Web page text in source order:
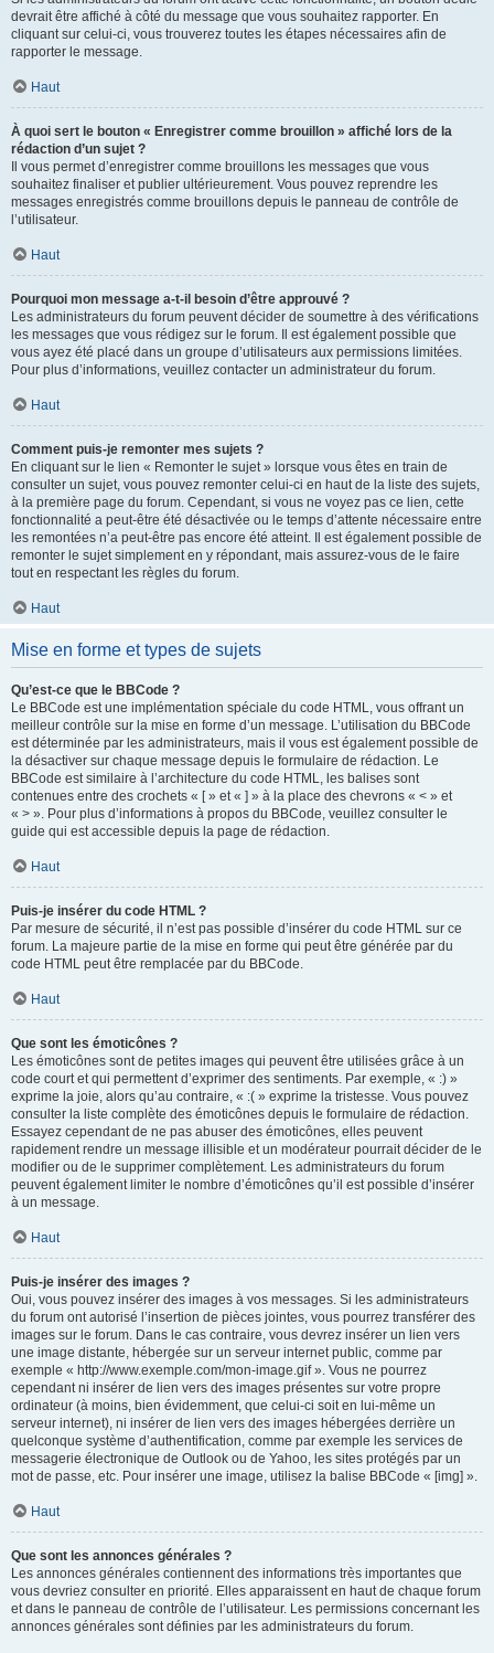
devrait être affiché à côté du message que vous souhaitez rapporter. En
cliquant sur celui-ci, vous trouverez toutes les étapes nécessaires afin de
rapporter le message.
Haut
À quoi sert le bouton « Enregistrer comme brouillon » affiché lors de la
rédaction d’un sujet ?
Il vous permet d’enregistrer comme brouillons les messages que vous
souhaitez finaliser et publier ultérieurement. Vous pouvez reprendre les
messages enregistrés comme brouillons depuis le panneau de contrôle de
l’utilisateur.
Haut
Pourquoi mon message a-t-il besoin d’être approuvé ?
Les administrateurs du forum peuvent décider de soumettre à des vérifications
les messages que vous rédigez sur le forum. Il est également possible que
vous ayez été placé dans un groupe d’utilisateurs aux permissions limitées.
Pour plus d’informations, veuillez contacter un administrateur du forum.
Haut
Comment puis-je remonter mes sujets ?
En cliquant sur le lien « Remonter le sujet » lorsque vous êtes en train de
consulter un sujet, vous pouvez remonter celui-ci en haut de la liste des sujets,
à la première page du forum. Cependant, si vous ne voyez pas ce lien, cette
fonctionnalité a peut-être été désactivée ou le temps d’attente nécessaire entre
les remontées n’a peut-être pas encore été atteint. Il est également possible de
remonter le sujet simplement en y répondant, mais assurez-vous de le faire
tout en respectant les règles du forum.
Haut
Mise en forme et types de sujets
Qu’est-ce que le BBCode ?
Le BBCode est une implémentation spéciale du code HTML, vous offrant un
meilleur contrôle sur la mise en forme d’un message. L’utilisation du BBCode
est déterminée par les administrateurs, mais il vous est également possible de
la désactiver sur chaque message depuis le formulaire de rédaction. Le
BBCode est similaire à l’architecture du code HTML, les balises sont
contenues entre des crochets « [ » et « ] » à la place des chevrons « < » et
« > ». Pour plus d’informations à propos du BBCode, veuillez consulter le
guide qui est accessible depuis la page de rédaction.
Haut
Puis-je insérer du code HTML ?
Par mesure de sécurité, il n’est pas possible d’insérer du code HTML sur ce
forum. La majeure partie de la mise en forme qui peut être générée par du
code HTML peut être remplacée par du BBCode.
Haut
Que sont les émoticônes ?
Les émoticônes sont de petites images qui peuvent être utilisées grâce à un
code court et qui permettent d’exprimer des sentiments. Par exemple, « :) »
exprime la joie, alors qu’au contraire, « :( » exprime la tristesse. Vous pouvez
consulter la liste complète des émoticônes depuis le formulaire de rédaction.
Essayez cependant de ne pas abuser des émoticônes, elles peuvent
rapidement rendre un message illisible et un modérateur pourrait décider de le
modifier ou de le supprimer complètement. Les administrateurs du forum
peuvent également limiter le nombre d’émoticônes qu’il est possible d’insérer
à un message.
Haut
Puis-je insérer des images ?
Oui, vous pouvez insérer des images à vos messages. Si les administrateurs
du forum ont autorisé l’insertion de pièces jointes, vous pourrez transférer des
images sur le forum. Dans le cas contraire, vous devrez insérer un lien vers
une image distante, hébergée sur un serveur internet public, comme par
exemple « http://www.exemple.com/mon-image.gif ». Vous ne pourrez
cependant ni insérer de lien vers des images présentes sur votre propre
ordinateur (à moins, bien évidemment, que celui-ci soit en lui-même un
serveur internet), ni insérer de lien vers des images hébergées derrière un
quelconque système d’authentification, comme par exemple les services de
messagerie électronique de Outlook ou de Yahoo, les sites protégés par un
mot de passe, etc. Pour insérer une image, utilisez la balise BBCode « [img] ».
Haut
Que sont les annonces générales ?
Les annonces générales contiennent des informations très importantes que
vous devriez consulter en priorité. Elles apparaissent en haut de chaque forum
et dans le panneau de contrôle de l’utilisateur. Les permissions concernant les
annonces générales sont définies par les administrateurs du forum.